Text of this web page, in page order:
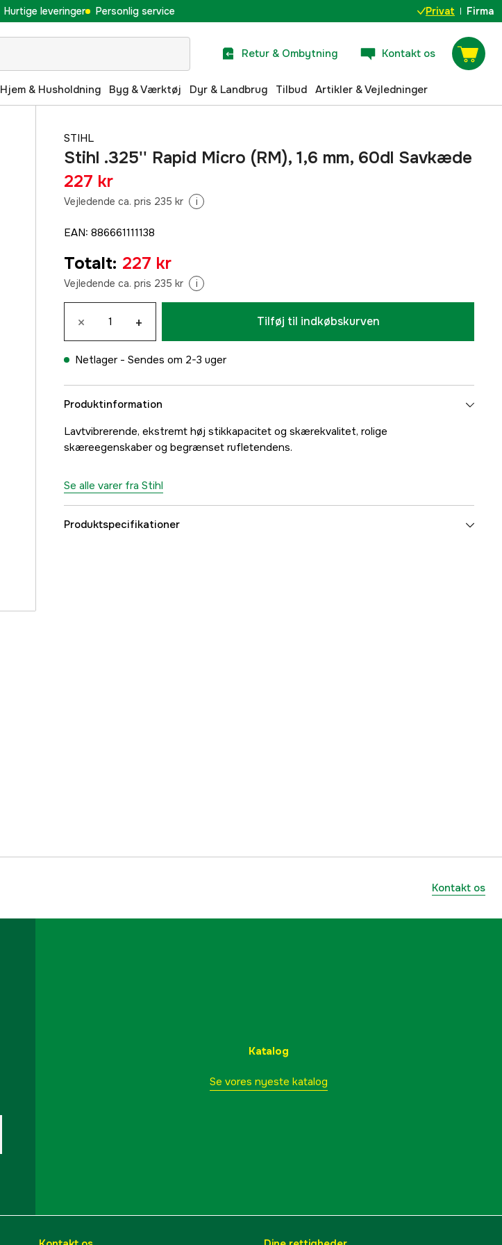
Hurtige leveringer Personlig service Privat Firma
Retur & Ombytning Kontakt os
Hjem & Husholdning Byg & Værktøj Dyr & Landbrug Tilbud Artikler & Vejledninger
STIHL
Stihl .325'' Rapid Micro (RM), 1,6 mm, 60dl Savkæde
227 kr
Vejledende ca. pris 235 kr i
EAN: 886661111138
Totalt: 227 kr
Vejledende ca. pris 235 kr i
× + Tilføj til indkøbskurven
Netlager - Sendes om 2-3 uger
Produktinformation
Lavtvibrerende, ekstremt høj stikkapacitet og skærekvalitet, rolige
skæreegenskaber og begrænset rufletendens.
Se alle varer fra Stihl
Produktspecifikationer
Kontakt os
Katalog
Se vores nyeste katalog